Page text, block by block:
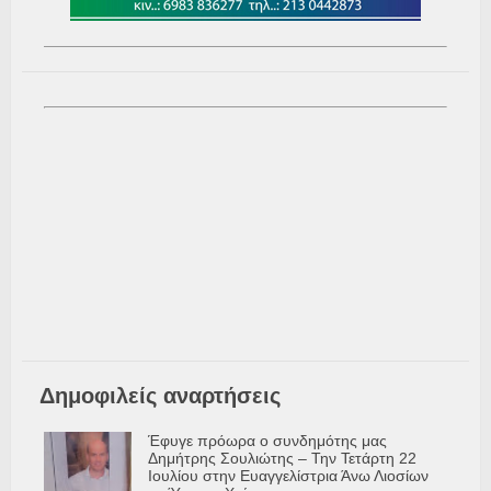
Δημοφιλείς αναρτήσεις
Έφυγε πρόωρα ο συνδημότης μας
Δημήτρης Σουλιώτης – Την Τετάρτη 22
Ιουλίου στην Ευαγγελίστρια Άνω Λιοσίων